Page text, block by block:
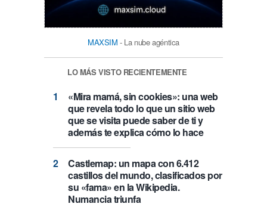
MAXSIM - La nube agéntica
LO MÁS VISTO RECIENTEMENTE
«Mira mamá, sin cookies»: una web
que revela todo lo que un sitio web
que se visita puede saber de ti y
además te explica cómo lo hace
Castlemap: un mapa con 6.412
castillos del mundo, clasificados por
su «fama» en la Wikipedia.
Numancia triunfa